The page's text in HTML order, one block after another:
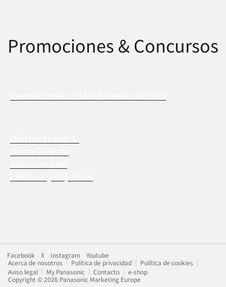
Promociones & Concursos
Facebook X Instagram
Youtube
Acerca de nosotros
Política de privacidad
Política de cookies
Aviso legal
My Panasonic Contacto
e-shop
Copyright © 2026 Panasonic Marketing Europe